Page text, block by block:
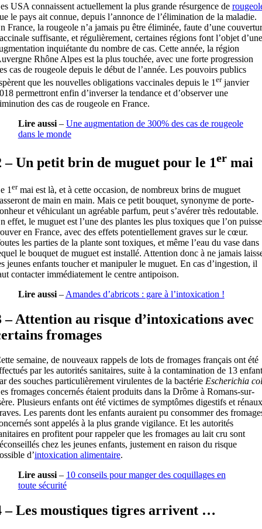
USA connaissent actuellement la plus grande résurgence de
le pays ait connue, depuis l’annonce de l’élimination de la maladie.
France, la rougeole n’a jamais pu être éliminée, faute d’une
suffisante, et régulièrement, certaines régions font l’objet d’une
inquiétante du nombre de cas. Cette année, la région
Rhône Alpes est la plus touchée, avec une forte progression
cas de rougeole depuis le début de l’année. Les pouvoirs publics
que les nouvelles obligations vaccinales depuis le 1 erjanvier
permettront enfin d’inverser la tendance et d’observer une
des cas de rougeole en France.
Lire aussi– Une augmentation de 300% des cas de rougeole
dans le monde
– Un petit brin de muguet pour le 1ermai
1 ermai est là, et à cette occasion, de nombreux brins de muguet
de main en main. Mais ce petit bouquet, synonyme de porte-
et véhiculant un agréable parfum, peut s’avérer très redoutable.
effet, le muguet est l’une des plantes les plus toxiques que l’on puisse
en France, avec des effets potentiellement graves sur le cœur.
les parties de la plante sont toxiques, et même l’eau du vase dans
le bouquet de muguet est installé. Attention donc à ne jamais
jeunes enfants toucher et manipuler le muguet. En cas d’ingestion, il
contacter immédiatement le centre antipoison.
Lire aussi– Amandes d’abricots : gare à l’intoxication !
– Attention au risque d’intoxications avec
fromages
semaine, de nouveaux rappels de lots de fromages français ont été
par les autorités sanitaires, suite à la contamination de 13
des souches particulièrement virulentes de la bactérie Escherichia
fromages concernés étaient produits dans la Drôme à Romans-sur-
Plusieurs enfants ont été victimes de symptômes digestifs et rénaux
Les parents dont les enfants auraient pu consommer des
sont appelés à la plus grande vigilance. Et les autorités
en profitent pour rappeler que les fromages au lait cru sont
chez les jeunes enfants, justement en raison du risque
d’intoxication alimentaire.
Lire aussi– 10 conseils pour manger des coquillages en
toute sécurité
– Les moustiques tigres arrivent …